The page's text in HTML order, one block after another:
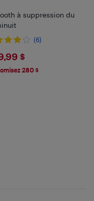
à suppression du
(6)
$
280 $